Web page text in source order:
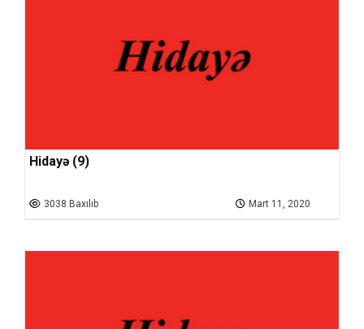
Hidayə (9)
3038 Baxılıb Mart 11, 2020